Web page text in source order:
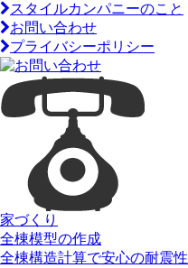
スタイルカンパニーのこと
お問い合わせ
プライバシーポリシー
家づくり
全棟模型の作成
全棟構造計算で安心の耐震性